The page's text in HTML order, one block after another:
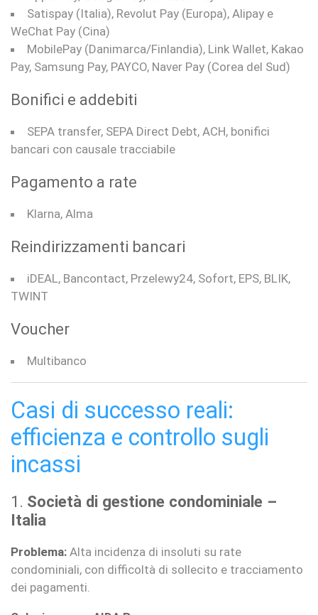
Satispay (Italia), Revolut Pay (Europa), Alipay e
WeChat Pay (Cina)
MobilePay (Danimarca/Finlandia), Link Wallet, Kakao
Pay, Samsung Pay, PAYCO, Naver Pay (Corea del Sud)
Bonifici e addebiti
SEPA transfer, SEPA Direct Debt, ACH, bonifici
bancari con causale tracciabile
Pagamento a rate
Klarna, Alma
Reindirizzamenti bancari
iDEAL, Bancontact, Przelewy24, Sofort, EPS, BLIK,
TWINT
Voucher
Multibanco
Casi di successo reali:
efficienza e controllo sugli
incassi
1. Società di gestione condominiale –
Italia
Problema: Alta incidenza di insoluti su rate
condominiali, con difficoltà di sollecito e tracciamento
dei pagamenti.